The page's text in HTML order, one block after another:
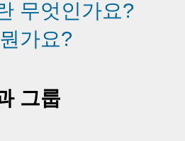
무엇인가요?
가요?
그룹